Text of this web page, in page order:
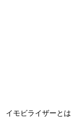
イモビライザーと